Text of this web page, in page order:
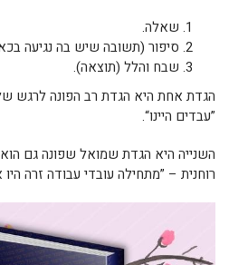
שאלה.
סיפור (תשובה שיש בה נגיעה
שבח והלל (תוצאה).
הגדת אחת היא הגדת רב הפונה לרגש
”עבדים היינו“.
השנייה היא הגדת שמואל שפונה גם
רוחנית – ”מתחילה עובדי עבודה זרה היו